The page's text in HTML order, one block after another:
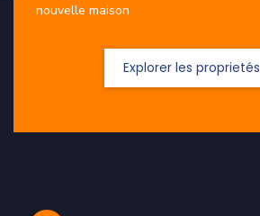
nouvelle maison
Explorer les proprietés